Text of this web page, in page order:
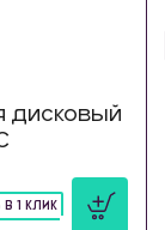
дисковый
В 1 КЛИК